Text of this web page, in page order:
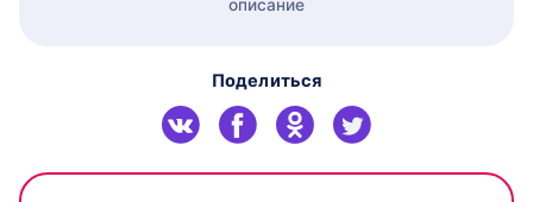
описание
Поделиться